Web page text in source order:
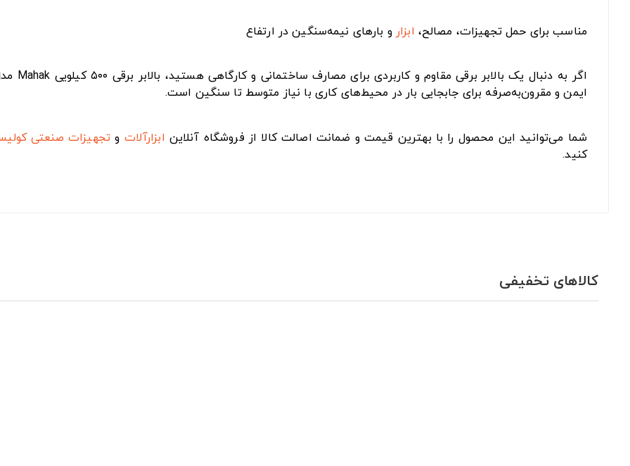
مناسب برای حمل تجهیزات، مصالح، ابزار و بارهای نیمه‌سنگین در ارتفاع
ایمن و مقرون‌به‌صرفه برای جابجایی بار در محیط‌های کاری با نیاز متوسط تا سنگین است.
شما می‌توانید این محصول را با بهترین قیمت و ضمانت اصالت کالا از فروشگاه آنلاین ابزارآلات و تجهیزات صنعتی
کنید.
کالاهای تخفیفی